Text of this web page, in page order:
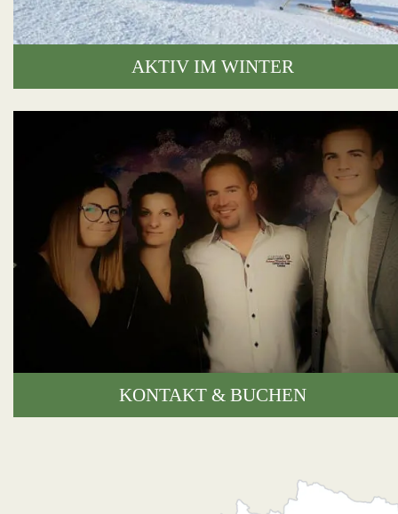
AKTIV IM WINTER
KONTAKT & BUCHEN